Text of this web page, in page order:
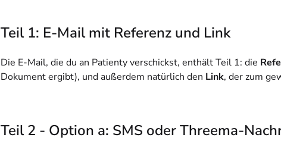
Teil 1: E-Mail mit Referenz und Link
Die E-Mail, die du an Patienty verschickst, enthält Teil 1: die
Dokument ergibt), und außerdem natürlich den Link, der zum
Teil 2 - Option a: SMS oder Threema-